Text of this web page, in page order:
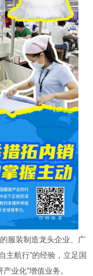
服装制造龙头企业、广
主航行”的经验，立足国
业化”增值业务。